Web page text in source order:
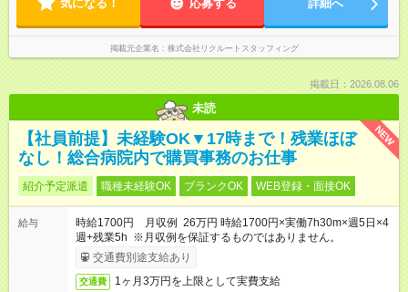
気になる！ 応募する 詳細へ
掲載元企業名 株式会社リクルートスタッフィング
掲載日：2026.08.06
未読
NEW
【社員前提】未経験OK▼17時まで！残業ほぼ
なし！総合病院内で購買事務のお仕事
紹介予定派遣 職種未経験OK ブランクOK WEB登録・面接OK
給与
時給1700円 月収例 26万円 時給1700円×実働7h30m×週5日×4
週+残業5h ※月収例を保証するものではありません。
交通費別途支給あり
交通費 1ヶ月3万円を上限として実費支給